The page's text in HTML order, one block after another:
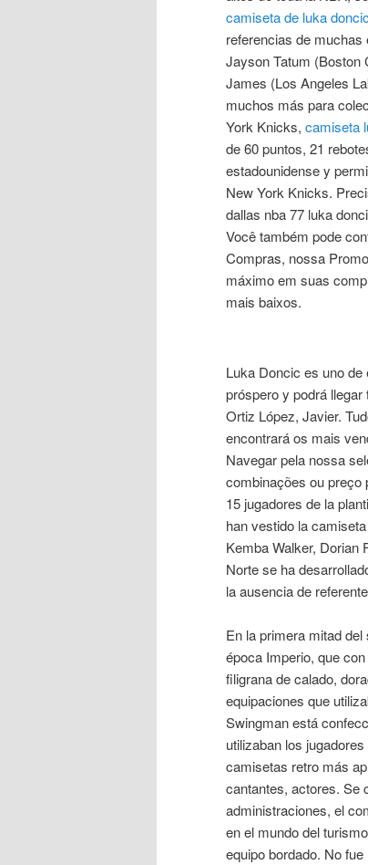
camiseta de luka doncic
referencias de
Jayson Tatum (Boston
James (Los Angeles
muchos más para
York Knicks, camiseta
de 60 puntos, 21
estadounidense y
New York Knicks.
dallas nba 77 luka
Você também pode
Compras, nossa
máximo em suas
mais baixos.
Luka Doncic es uno
próspero y podrá
Ortiz López, Javier.
encontrará os mais
Navegar pela nossa
combinações ou preço
15 jugadores de la
han vestido la
Kemba Walker, Dorian
Norte se ha
la ausencia de
En la primera mitad
época Imperio, que
filigrana de calado,
equipaciones que
Swingman está
utilizaban los
camisetas retro más
cantantes, actores. Se
administraciones, el
en el mundo del
equipo bordado. No